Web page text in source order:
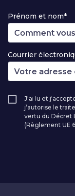
Prénom et nom*
Courrier
J'ai lu et
j’autorise le
vertu du Décret
(Règlement UE